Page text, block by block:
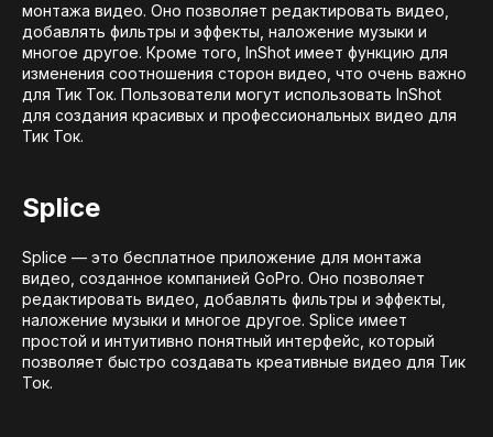
монтажа видео. Оно позволяет редактировать видео,
добавлять фильтры и эффекты, наложение музыки и
многое другое. Кроме того, InShot имеет функцию для
изменения соотношения сторон видео, что очень важно
для Тик Ток. Пользователи могут использовать InShot
для создания красивых и профессиональных видео для
Тик Ток.
Splice
Splice — это бесплатное приложение для монтажа
видео, созданное компанией GoPro. Оно позволяет
редактировать видео, добавлять фильтры и эффекты,
наложение музыки и многое другое. Splice имеет
простой и интуитивно понятный интерфейс, который
позволяет быстро создавать креативные видео для Тик
Ток.